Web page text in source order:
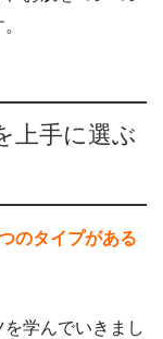
上手に選ぶ
のタイプがある
学んでいきまし